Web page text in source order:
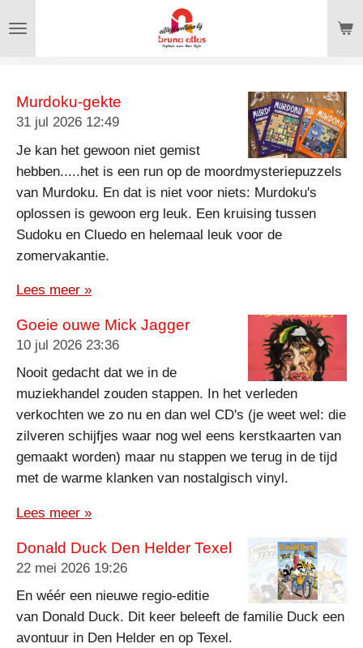
direct
hoofdinhoud
Murdoku-gekte
31 jul 2026 12:49
Je kan het gewoon niet gemist
hebben.....het is een run op de moordmysteriepuzzels
van Murdoku. En dat is niet voor niets: Murdoku's
oplossen is gewoon erg leuk. Een kruising tussen
Sudoku en Cluedo en helemaal leuk voor de
zomervakantie.
Lees meer »
Goeie ouwe Mick Jagger
10 jul 2026 23:36
Nooit gedacht dat we in de
muziekhandel zouden stappen. In het verleden
verkochten we zo nu en dan wel CD's (je weet wel: die
zilveren schijfjes waar nog wel eens kerstkaarten van
gemaakt worden) maar nu stappen we terug in de tijd
met de warme klanken van nostalgisch vinyl.
Lees meer »
Donald Duck Den Helder Texel
22 mei 2026 19:26
En wéér een nieuwe regio-editie
van Donald Duck. Dit keer beleeft de familie Duck een
avontuur in Den Helder en op Texel.